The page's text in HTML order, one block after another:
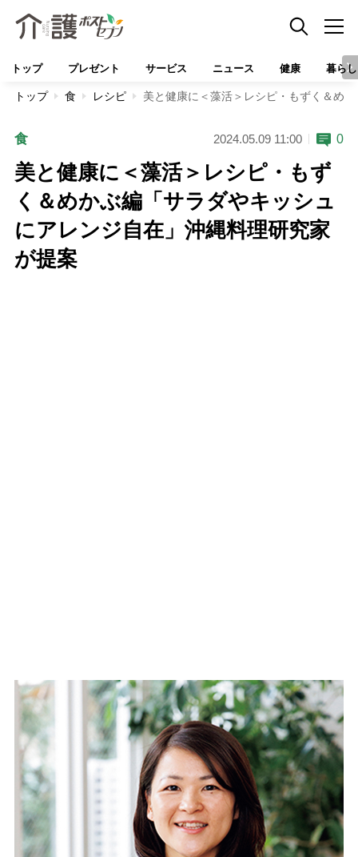
トップ プレゼント サービス ニュース 健康 暮らし
トップ 食 レシピ 美と健康に＜藻活＞レシピ・もずく＆め
食 2024.05.09 11:00 0
美と健康に＜藻活＞レシピ・もず
く＆めかぶ編「サラダやキッシュ
にアレンジ自在」沖縄料理研究家
が提案